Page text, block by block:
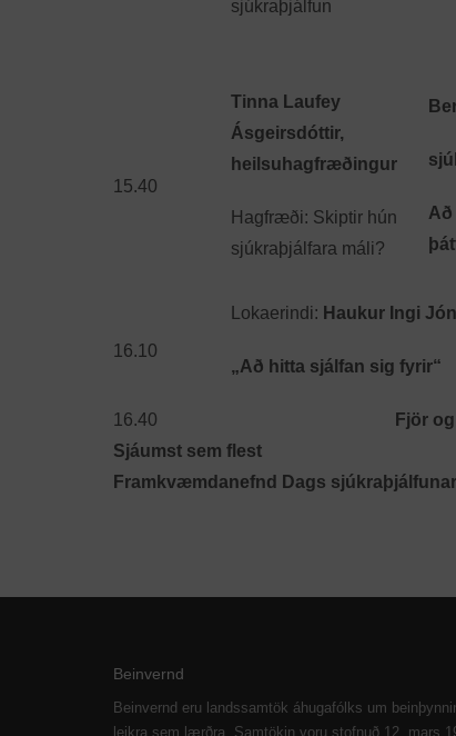
sjúkraþjálfun
15.40
Tinna Laufey
Ásgeirsdóttir,
heilsuhagfræðingur
Hagfræði: Skiptir hún
sjúkraþjálfara máli?
Að
16.10
Lokaerindi: Haukur Ingi
„Að hitta sjálfan sig fyrir“
16.40
Fjör og léttar
Sjáumst sem flest
Framkvæmdanefnd Dags
Beinvernd
Beinvernd eru landssamtök áhugafólks um
leikra sem lærðra. Samtökin voru stofnuð 12. mars